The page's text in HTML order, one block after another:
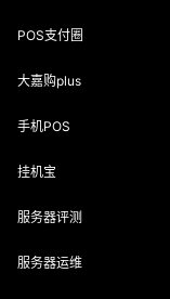
POS支付圈
大嘉购plus
手机POS
挂机宝
服务器评测
服务器运维